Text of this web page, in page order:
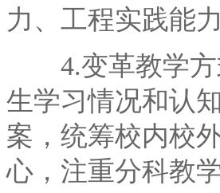
力、工程实践能
4.变革教学方
生学习情况和认
案，统筹校内校
心，注重分科教